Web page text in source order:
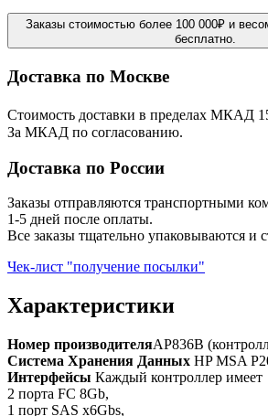
Заказы стоимостью более 100 000₽ и
бесплатно.
Доставка по Москве
Стоимость доставки в пределах МКАД
За МКАД по согласованию.
Доставка по России
Заказы отправляются транспортными
1-5 дней после оплаты.
Все заказы тщательно упаковываются и
Чек-лист "получение посылки"
Характеристики
Номер производителяAP836B
Система Хранения Данных HP MSA
Интерфейсы Каждый контроллер имеет
2 порта FC 8Gb,
1 порт SAS x6Gbs,